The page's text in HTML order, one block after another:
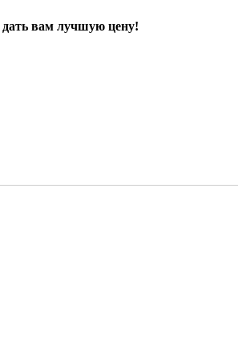
дать вам лучшую цену!